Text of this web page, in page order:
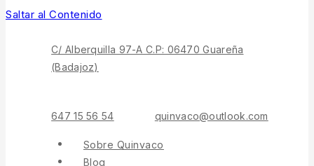
Saltar al Contenido
C/ Alberquilla 97-A C.P: 06470 Guareña
(Badajoz)
647 15 56 54 quinvaco@outlook.com
Sobre Quinvaco
Blog